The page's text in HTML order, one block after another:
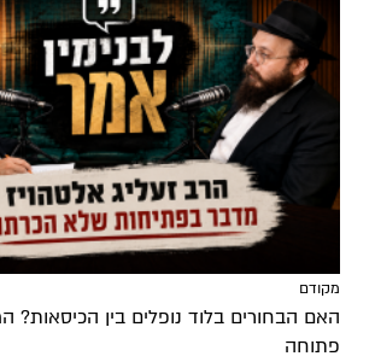
מקודם
האם הבחורים בלוד נופלים בין הכיסאות?
פתוחה